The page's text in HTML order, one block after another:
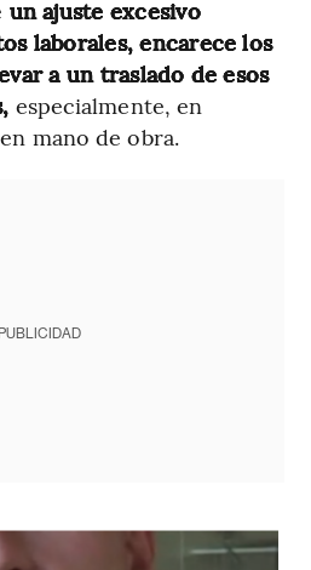
un ajuste excesivo
laborales, encarece los
a un traslado de esos
especialmente, en
mano de obra.